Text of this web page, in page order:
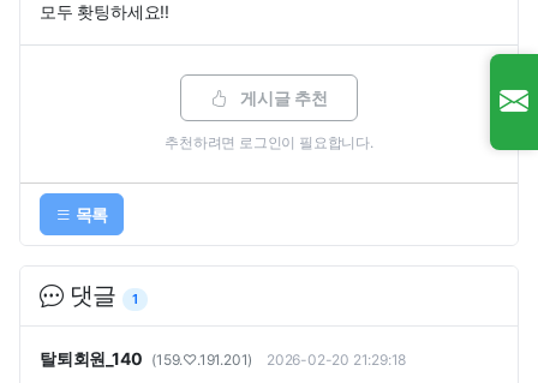
모두 홧팅하세요!!
게시글 추천
추천하려면 로그인이 필요합니다.
목록
댓글 1
탈퇴회원_140 (159.♡.191.201) 2026-02-20 21:29:18